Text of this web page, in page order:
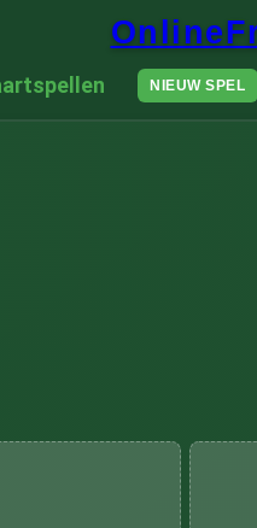
NIEUW SPEL